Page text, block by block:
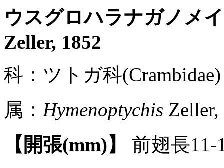
ウスグロハラナガノメ
Zeller, 1852
科：ツトガ科
属： Hymenoptychis Zeller,
【開張(mm)】
前翅長11-